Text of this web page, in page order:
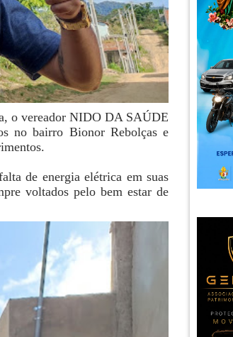
o vereador NIDO DA SAÚDE
no bairro Bionor Rebolças e
de energia elétrica em suas
voltados pelo bem estar de